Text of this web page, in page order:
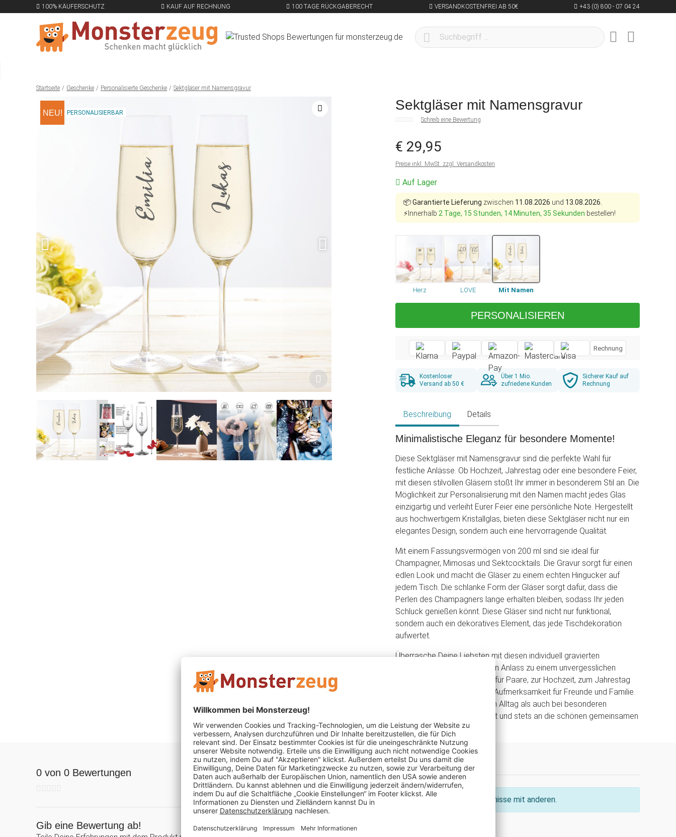
100% KÄUFERSCHUTZ KAUF AUF RECHNUNG 100 TAGE RÜCKGABERECHT VERSANDKOSTENFREI AB 50€ +43 (0) 800 - 07 04 24
Startseite Geschenke Personalisierte Geschenke Sektgläser mit Namensgravur
NEU! PERSONALISIERBAR Sektgläser mit Namensgravur
Schreib eine Bewertung
€ 29,95
Preise inkl. MwSt. zzgl. Versandkosten
Auf Lager
📦Garantierte Lieferung zwischen 11.08.2026 und 13.08.2026.
⚡Innerhalb 2 Tage, 15 Stunden, 14 Minuten, 34 Sekunden bestellen!
Herz LOVE Mit Namen
PERSONALISIEREN
Rechnung
Kostenloser
Versand ab 50 €
Über 1 Mio.
zufriedene Kunden
Sicherer Kauf auf
Rechnung
Beschreibung Details
Minimalistische Eleganz für besondere Momente!
Diese Sektgläser mit Namensgravur sind die perfekte Wahl für
festliche Anlässe. Ob Hochzeit, Jahrestag oder eine besondere Feier,
mit diesen stilvollen Gläsern stoßt Ihr immer in besonderem Stil an. Die
Möglichkeit zur Personalisierung mit den Namen macht jedes Glas
einzigartig und verleiht Eurer Feier eine persönliche Note. Hergestellt
aus hochwertigem Kristallglas, bieten diese Sektgläser nicht nur ein
elegantes Design, sondern auch eine hervorragende Qualität.
Mit einem Fassungsvermögen von 200 ml sind sie ideal für
Champagner, Mimosas und Sektcocktails. Die Gravur sorgt für einen
edlen Look und macht die Gläser zu einem echten Hingucker auf
jedem Tisch. Die schlanke Form der Gläser sorgt dafür, dass die
Perlen des Champagners lange erhalten bleiben, sodass Ihr jeden
Schluck genießen könnt. Diese Gläser sind nicht nur funktional,
sondern auch ein dekoratives Element, das jede Tischdekoration
aufwertet.
Überrasche Deine Liebsten mit diesen individuell gravierten
Sektgläsern und mache jeden Anlass zu einem unvergesslichen
Erlebnis. Ideal als Geschenk für Paare, zur Hochzeit, zum Jahrestag
oder einfach als besondere Aufmerksamkeit für Freunde und Familie.
Ein Geschenk, das sowohl im Alltag als auch bei besonderen
Anlässen zum Einsatz kommt und stets an die schönen gemeinsamen
Momente erinnert.
0 von 0 Bewertungen
Gib eine Bewertung ab!
Keine Bewertungen gefunden. Geh voran und teil Deine Erkenntnisse mit anderen.